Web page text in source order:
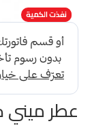
-21 %
نفذت الكمية
عطر ميني